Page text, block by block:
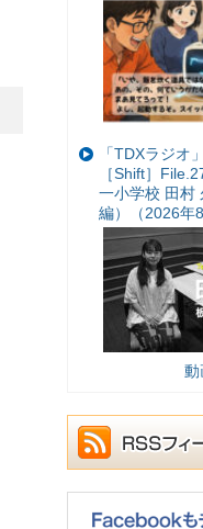
「TDXラジオ
［Shift］
一小学校 田村
編）（2026年8
動